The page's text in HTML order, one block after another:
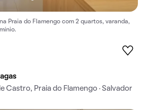
Praia do Flamengo com 2 quartos, varanda,
Castro, Praia do Flamengo · Salvador